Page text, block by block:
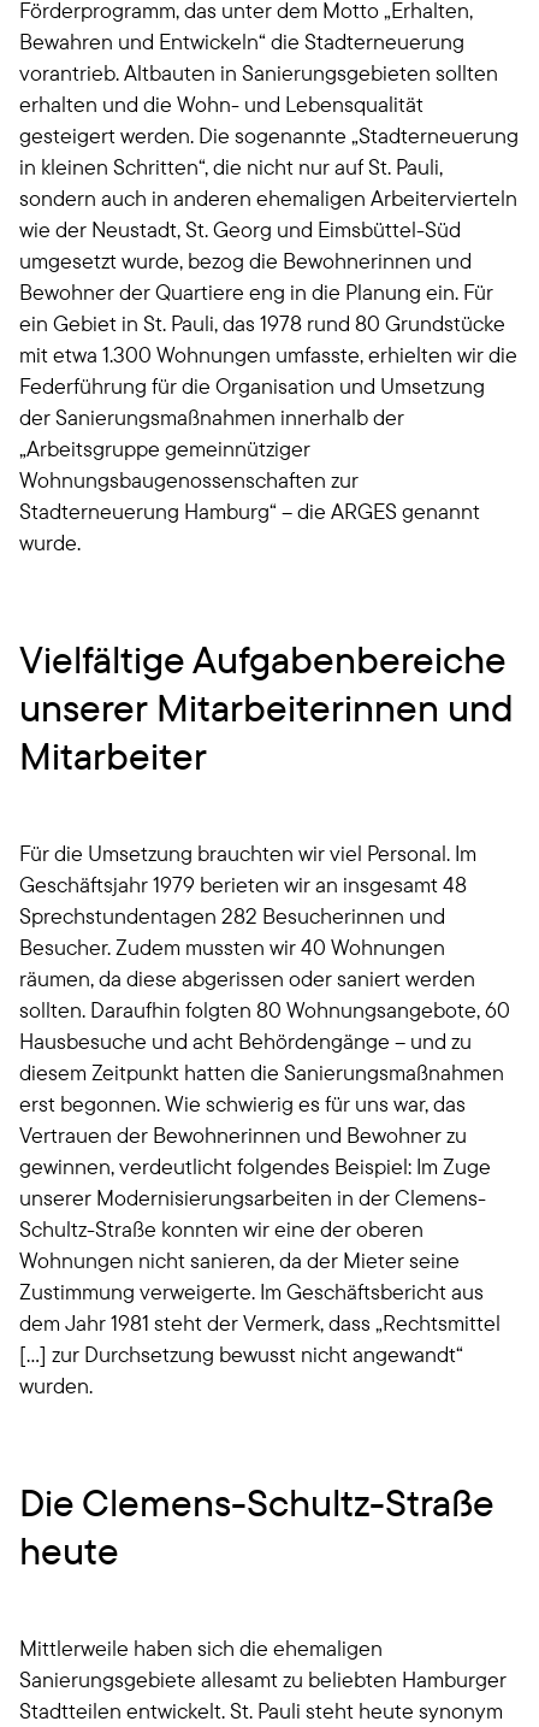
Förderprogramm, das unter dem Motto „Erhalten,
Bewahren und Entwickeln“ die Stadterneuerung
vorantrieb. Altbauten in Sanierungsgebieten sollten
erhalten und die Wohn- und Lebensqualität
gesteigert werden. Die sogenannte „Stadterneuerung
in kleinen Schritten“, die nicht nur auf St. Pauli,
sondern auch in anderen ehemaligen Arbeitervierteln
wie der Neustadt, St. Georg und Eimsbüttel-Süd
umgesetzt wurde, bezog die Bewohnerinnen und
Bewohner der Quartiere eng in die Planung ein. Für
ein Gebiet in St. Pauli, das 1978 rund 80 Grundstücke
mit etwa 1.300 Wohnungen umfasste, erhielten wir die
Federführung für die Organisation und Umsetzung
der Sanierungsmaßnahmen innerhalb der
„Arbeitsgruppe gemeinnütziger
Wohnungsbaugenossenschaften zur
Stadterneuerung Hamburg“ – die ARGES genannt
wurde.
Vielfältige Aufgabenbereiche
unserer Mitarbeiterinnen und
Mitarbeiter
Für die Umsetzung brauchten wir viel Personal. Im
Geschäftsjahr 1979 berieten wir an insgesamt 48
Sprechstundentagen 282 Besucherinnen und
Besucher. Zudem mussten wir 40 Wohnungen
räumen, da diese abgerissen oder saniert werden
sollten. Daraufhin folgten 80 Wohnungsangebote, 60
Hausbesuche und acht Behördengänge – und zu
diesem Zeitpunkt hatten die Sanierungsmaßnahmen
erst begonnen. Wie schwierig es für uns war, das
Vertrauen der Bewohnerinnen und Bewohner zu
gewinnen, verdeutlicht folgendes Beispiel: Im Zuge
unserer Modernisierungsarbeiten in der Clemens-
Schultz-Straße konnten wir eine der oberen
Wohnungen nicht sanieren, da der Mieter seine
Zustimmung verweigerte. Im Geschäftsbericht aus
dem Jahr 1981 steht der Vermerk, dass „Rechtsmittel
[…] zur Durchsetzung bewusst nicht angewandt“
wurden.
Die Clemens-Schultz-Straße
heute
Mittlerweile haben sich die ehemaligen
Sanierungsgebiete allesamt zu beliebten Hamburger
Stadtteilen entwickelt. St. Pauli steht heute synonym